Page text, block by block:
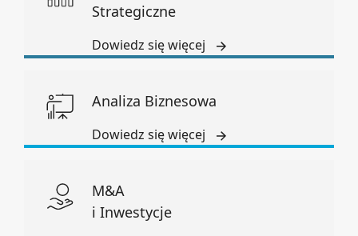
Strategiczne
Dowiedz się więcej
Analiza Biznesowa
Dowiedz się więcej
M&A
i Inwestycje